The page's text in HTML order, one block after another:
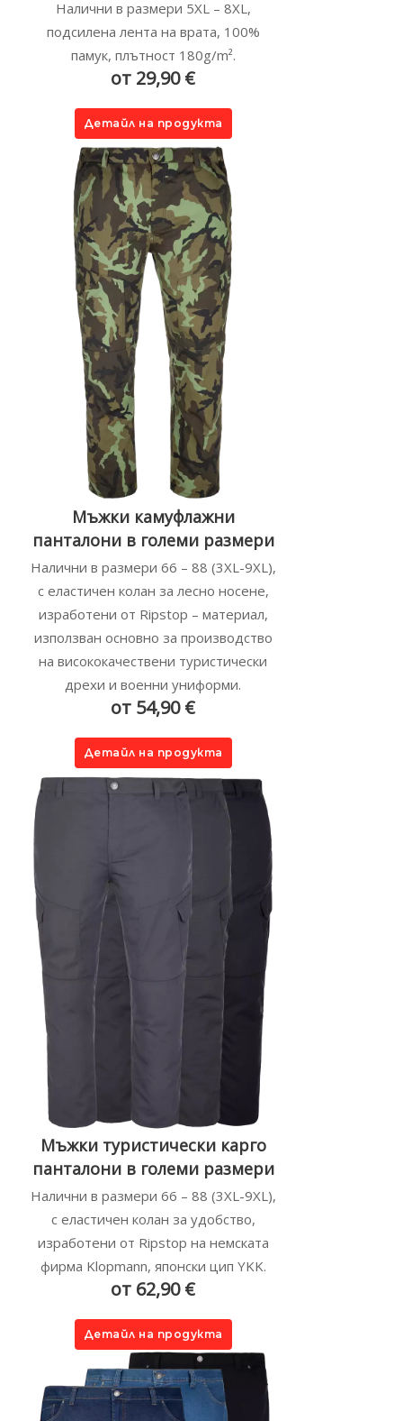
Налични в размери 5XL – 8XL,
подсилена лента на врата, 100%
памук, плътност 180g/m².
от 29,90 €
Детайл на продукта
Мъжки камуфлажни
панталони в големи размери
Налични в размери 66 – 88 (3XL-9XL),
с еластичен колан за лесно носене,
изработени от Ripstop – материал,
използван основно за производство
на висококачествени туристически
дрехи и военни униформи.
от 54,90 €
Детайл на продукта
Мъжки туристически карго
панталони в големи размери
Налични в размери 66 – 88 (3XL-9XL),
с еластичен колан за удобство,
изработени от Ripstop на немската
фирма Klopmann, японски цип YKK.
от 62,90 €
Детайл на продукта